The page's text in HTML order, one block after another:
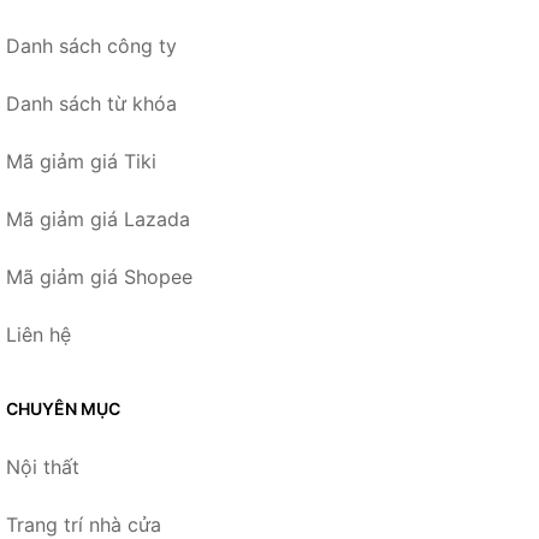
Danh sách công ty
Danh sách từ khóa
Mã giảm giá Tiki
Mã giảm giá Lazada
Mã giảm giá Shopee
Liên hệ
CHUYÊN MỤC
Nội thất
Trang trí nhà cửa